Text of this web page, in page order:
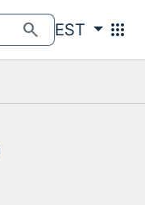
search EST apps